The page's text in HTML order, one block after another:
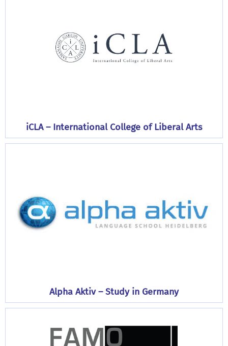
iCLA – International College of Liberal Arts
Alpha Aktiv – Study in Germany